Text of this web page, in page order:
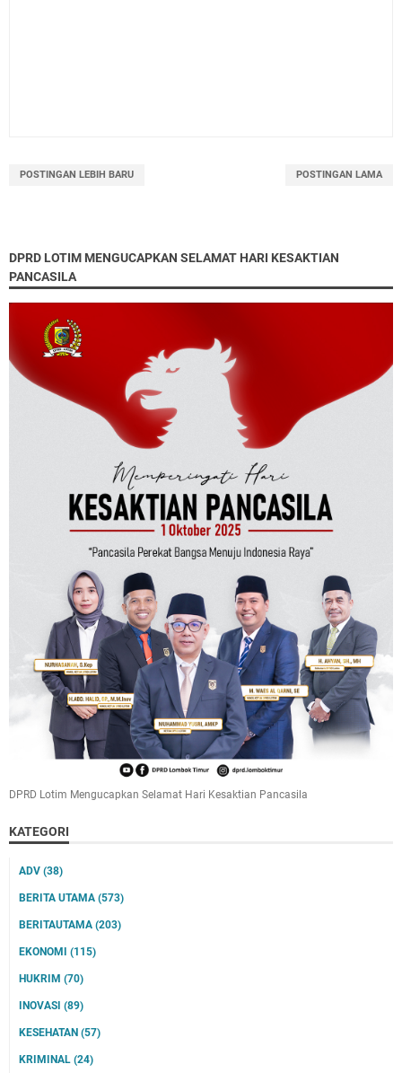
POSTINGAN LEBIH BARU POSTINGAN LAMA
DPRD LOTIM MENGUCAPKAN SELAMAT HARI KESAKTIAN
PANCASILA
DPRD Lotim Mengucapkan Selamat Hari Kesaktian Pancasila
KATEGORI
ADV (38)
BERITA UTAMA (573)
BERITAUTAMA (203)
EKONOMI (115)
HUKRIM (70)
INOVASI (89)
KESEHATAN (57)
KRIMINAL (24)